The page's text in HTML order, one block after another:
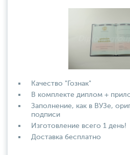
Качество "Гознак"
В комплекте диплом +
Заполнение, как в ВУЗе,
подписи
Изготовление всего 1 день!
Доставка бесплатно